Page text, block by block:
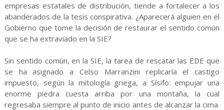
empresas estatales de distribución, tiende a fortalecer a los
abanderados de la tesis conspirativa. ¿Aparecerá alguien en el
Gobierno que tome la decisión de restaurar el sentido común
que se ha extraviado en la SIE?
Sin sentido común, en la SIE, la tarea de rescatar las EDE que
se ha asignado a Celso Marranzini replicaría el castigo
impuesto, según la mitología griega, a Sísifo: empujar una
enorme piedra cuesta arriba por una montaña, la cual
regresaba siempre al punto de inicio antes de alcanzar la cima.